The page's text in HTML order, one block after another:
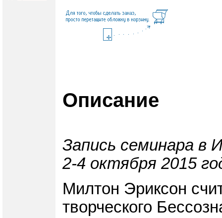
Описание
Запись семинара в
2-4 октября 2015
Милтон Эриксон
творческого